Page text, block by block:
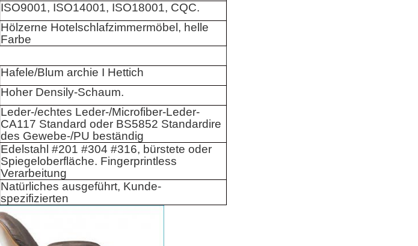
ISO9001, ISO14001, ISO18001, CQC.
Hölzerne Hotelschlafzimmermöbel, helle
Farbe
Hafele/Blum archie I Hettich
Hoher Densily-Schaum.
Leder-/echtes Leder-/Microfiber-Leder-
CA117 Standard oder BS5852 Standardire
des Gewebe-/PU beständig
Edelstahl #201 #304 #316, bürstete oder
Spiegeloberfläche. Fingerprintless
Verarbeitung
Natürliches ausgeführt, Kunde-
spezifizierten